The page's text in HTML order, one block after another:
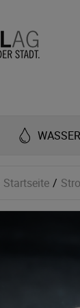
WASSER
Startseite